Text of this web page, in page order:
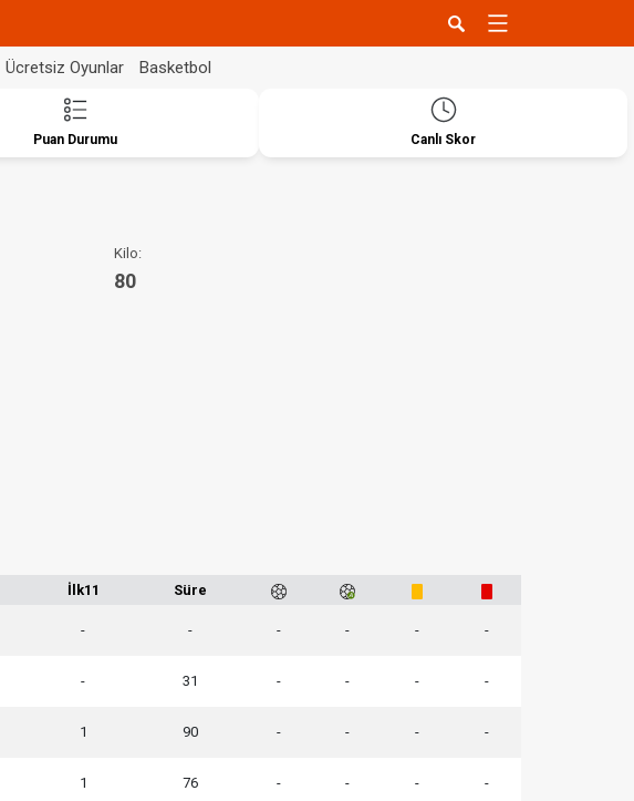
Ücretsiz Oyunlar Basketbol
Puan Durumu Canlı Skor
Kilo:
80
İlk11 Süre
- - - - - -
- 31 - - - -
1 90 - - - -
1 76 - - - -